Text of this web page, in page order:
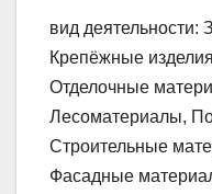
вид деятельности:
Крепёжные
Отделочные
Лесоматериалы,
Строительные
Фасадные